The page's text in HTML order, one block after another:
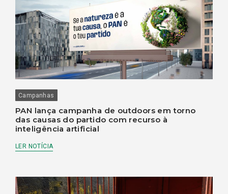
Campanhas
PAN lança campanha de outdoors em torno
das causas do partido com recurso à
inteligência artificial
LER NOTÍCIA